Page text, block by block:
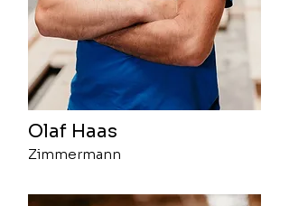
Olaf Haas
Zimmermann